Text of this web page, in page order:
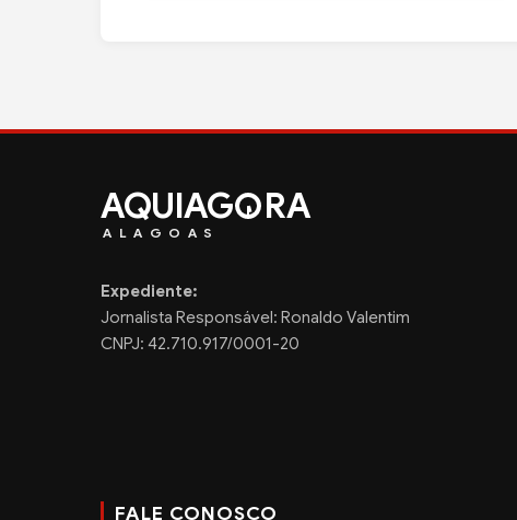
AQUIAG RA
ALAGOAS
Expediente:
Jornalista Responsável: Ronaldo Valentim
CNPJ: 42.710.917/0001-20
FALE CONOSCO